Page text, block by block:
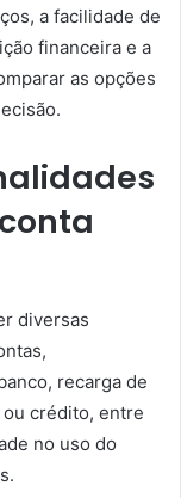
a facilidade de
financeira e a
as opções
diversas
recarga de
crédito, entre
no uso do